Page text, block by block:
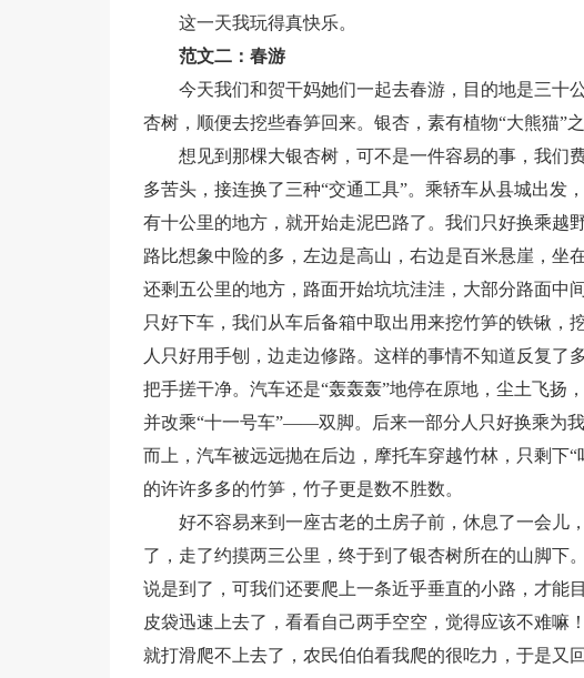
这一天我玩得真快乐。
范文二：春游
今天我们和贺干妈她们一起去春游，目的地是三十
杏树，顺便去挖些春笋回来。银杏，素有植物“大熊猫”
想见到那棵大银杏树，可不是一件容易的事，我们
多苦头，接连换了三种“交通工具”。乘轿车从县城出发
有十公里的地方，就开始走泥巴路了。我们只好换乘越
路比想象中险的多，左边是高山，右边是百米悬崖，坐
还剩五公里的地方，路面开始坑坑洼洼，大部分路面中
只好下车，我们从车后备箱中取出用来挖竹笋的铁锹，
人只好用手刨，边走边修路。这样的事情不知道反复了
把手搓干净。汽车还是“轰轰轰”地停在原地，尘土飞扬
并改乘“十一号车”——双脚。后来一部分人只好换乘为
而上，汽车被远远抛在后边，摩托车穿越竹林，只剩下
的许许多多的竹笋，竹子更是数不胜数。
好不容易来到一座古老的土房子前，休息了一会儿
了，走了约摸两三公里，终于到了银杏树所在的山脚下
说是到了，可我们还要爬上一条近乎垂直的小路，才能
皮袋迅速上去了，看看自己两手空空，觉得应该不难嘛
就打滑爬不上去了，农民伯伯看我爬的很吃力，于是又